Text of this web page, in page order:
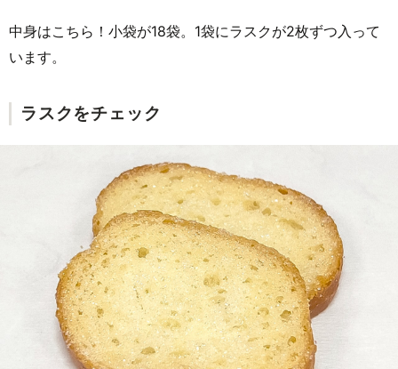
中身はこちら！小袋が18袋。1袋にラスクが2枚ずつ入って
います。
ラスクをチェック